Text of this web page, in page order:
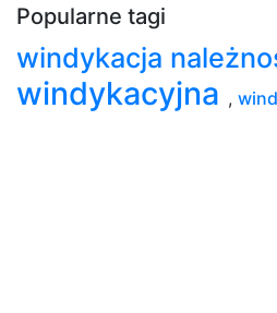
Popularne tagi
windykacja
windykacyjna ,